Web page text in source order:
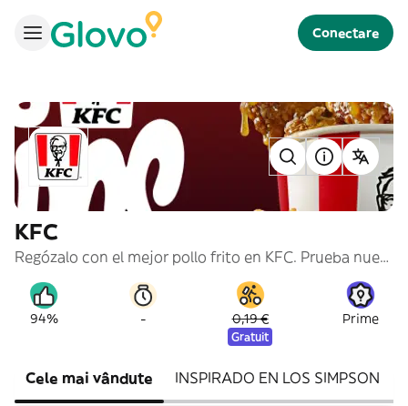
Conectare
KFC
Regózalo con el mejor pollo frito en KFC. Prueba nuestros cubos de #PolloPollo, burgers y menús para compartir.
94% - 0,19 €
Gratuit
Prime
Cele mai vândute INSPIRADO EN LOS SIMPSON